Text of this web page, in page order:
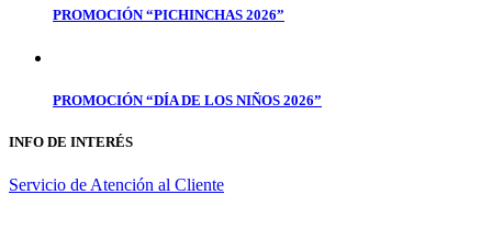
PROMOCIÓN “PICHINCHAS 2026”
PROMOCIÓN “DÍA DE LOS NIÑOS 2026”
INFO DE INTERÉS
Servicio de Atención al Cliente